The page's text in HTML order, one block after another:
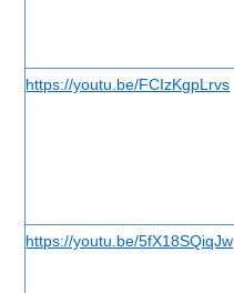
https://youtu.be/FCIzKgpLrvs
https://youtu.be/5fX18SQiqJw